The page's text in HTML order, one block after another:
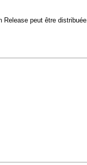
peut être distribuée.